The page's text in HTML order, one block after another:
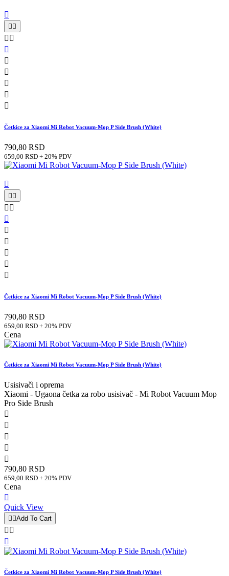

 
 






Četkice za Xiaomi Mi Robot Vacuum-Mop P Side Brush (White)
790,80 RSD
659,00 RSD + 20% PDV

 
 






Četkice za Xiaomi Mi Robot Vacuum-Mop P Side Brush (White)
790,80 RSD
659,00 RSD + 20% PDV
Cena
Četkice za Xiaomi Mi Robot Vacuum-Mop P Side Brush (White)
Usisivači i oprema
Xiaomi - Ugaona četka za robo usisivač - Mi Robot Vacuum Mop
Pro Side Brush





790,80 RSD
659,00 RSD + 20% PDV
Cena

Quick View
 Add To Cart
 

Četkice za Xiaomi Mi Robot Vacuum-Mop P Side Brush (White)